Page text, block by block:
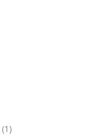
(1)